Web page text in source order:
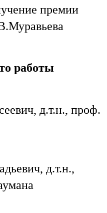
премии
работы
д.т.н., проф.
д.т.н.,